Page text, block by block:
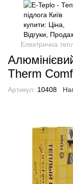
Електрична
Therm
Артикул: 10408